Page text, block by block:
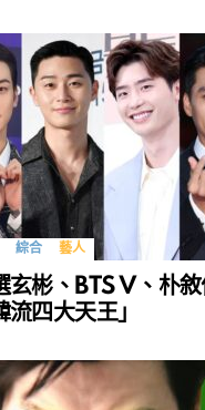
綜合 藝人
玄彬、BTS V、朴
四大天王」